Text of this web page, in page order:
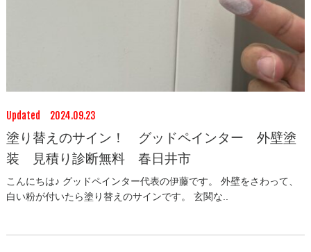
Updated 2024.09.23
塗り替えのサイン！ グッドペインター 外壁塗
装 見積り診断無料 春日井市
こんにちは♪ グッドペインター代表の伊藤です。 外壁をさわって、
白い粉が付いたら塗り替えのサインです。 玄関な..